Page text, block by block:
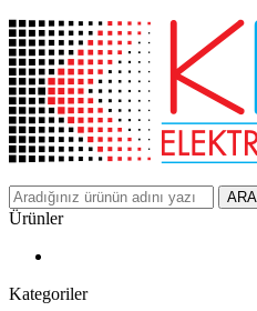
ARA
Ürünler
Kategoriler